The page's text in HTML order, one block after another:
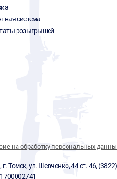
система
розыгрышей
на обработку персональных
Томск, ул. Шевченко, 44 ст. 46,